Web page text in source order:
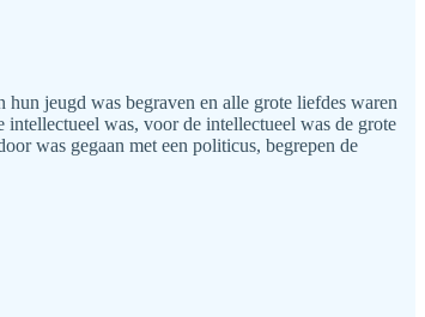
jeugd was begraven en alle grote liefdes waren
was, voor de intellectueel was de grote
was gegaan met een politicus, begrepen de